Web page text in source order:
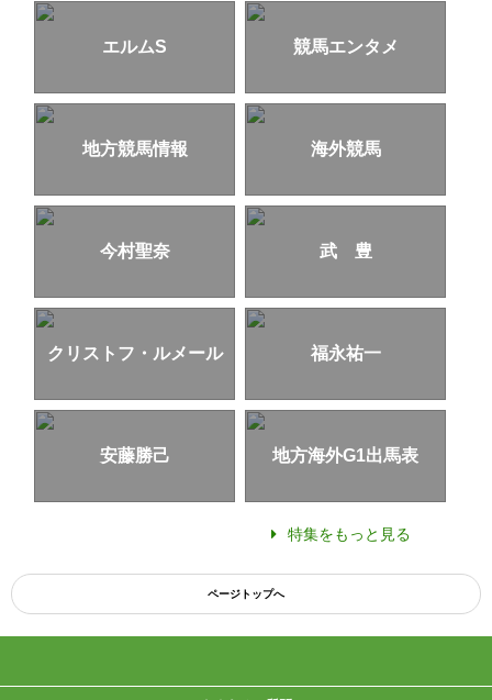
エルムS 競馬エンタメ
地方競馬情報 海外競馬
今村聖奈 武 豊
クリストフ・ルメール 福永祐一
安藤勝己 地方海外G1出馬表
特集をもっと見る
ページトップへ